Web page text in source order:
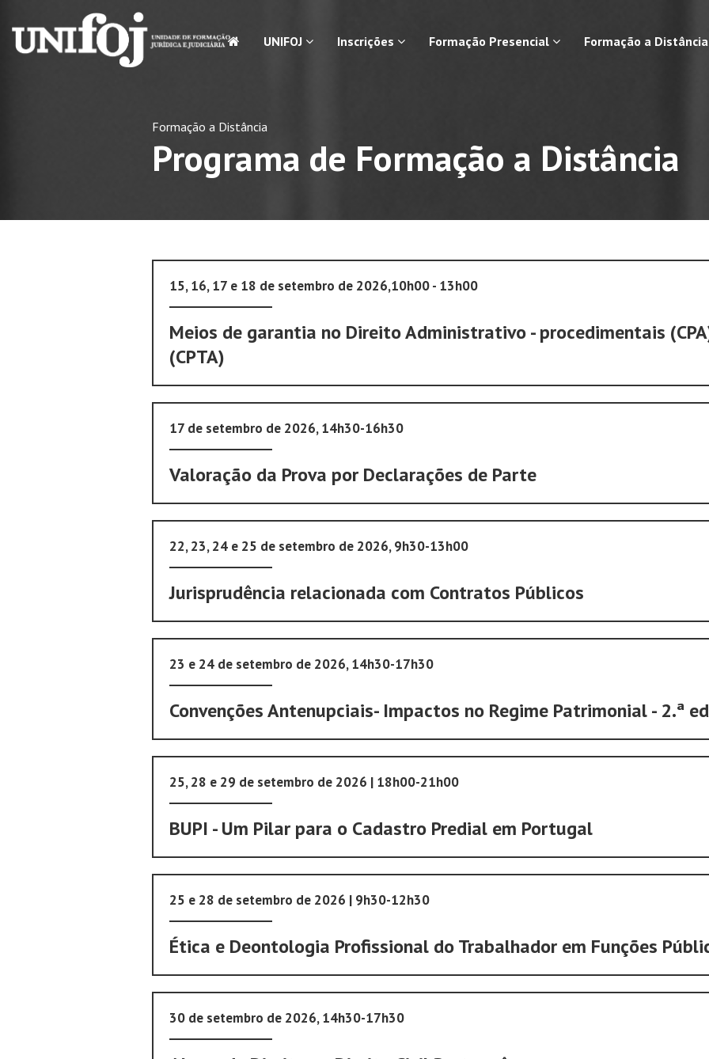
UNIFOJ Inscrições Formação Presencial Formação a Distância
Formação a Distância
Programa de Formação a Distância
15, 16, 17 e 18 de setembro de 2026,10h00 - 13h00
Meios de garantia no Direito Administrativo - procedimentais
(CPTA)
17 de setembro de 2026, 14h30-16h30
Valoração da Prova por Declarações de Parte
22, 23, 24 e 25 de setembro de 2026, 9h30-13h00
Jurisprudência relacionada com Contratos Públicos
23 e 24 de setembro de 2026, 14h30-17h30
Convenções Antenupciais- Impactos no Regime Patrimonial - 2.ª
25, 28 e 29 de setembro de 2026 | 18h00-21h00
BUPI - Um Pilar para o Cadastro Predial em Portugal
25 e 28 de setembro de 2026 | 9h30-12h30
Ética e Deontologia Profissional do Trabalhador em Funções
30 de setembro de 2026, 14h30-17h30